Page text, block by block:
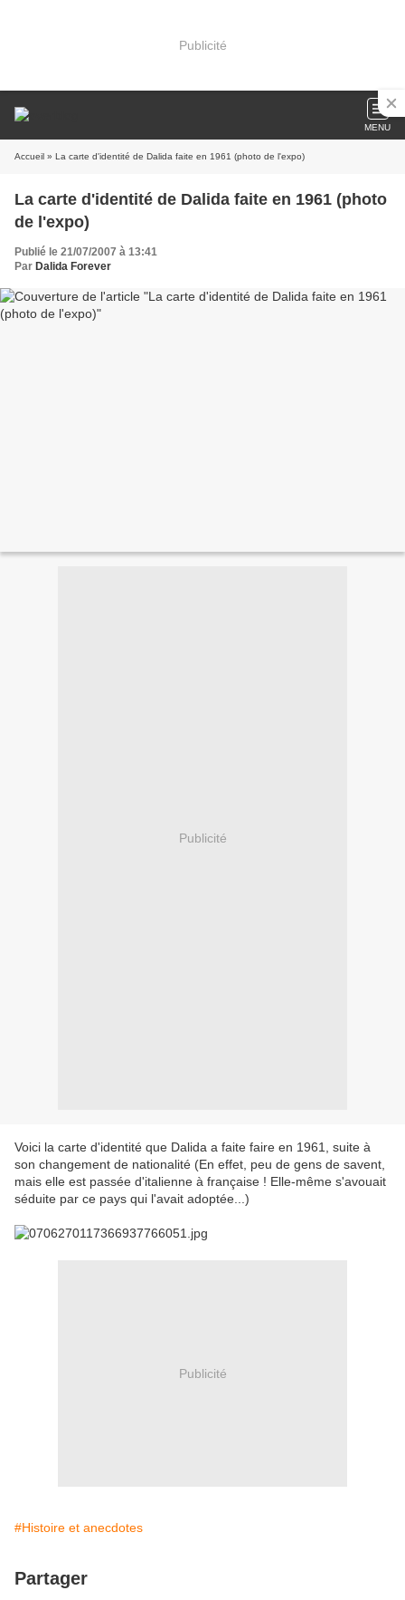
Publicité
MENU
Accueil » La carte d'identité de Dalida faite en 1961 (photo de l'expo)
La carte d'identité de Dalida faite en 1961 (photo
de l'expo)
Publié le 21/07/2007 à 13:41
Par Dalida Forever
Publicité
Voici la carte d'identité que Dalida a faite faire en 1961, suite à
son changement de nationalité (En effet, peu de gens de savent,
mais elle est passée d'italienne à française ! Elle-même s'avouait
séduite par ce pays qui l'avait adoptée...)
Publicité
#Histoire et anecdotes
Partager